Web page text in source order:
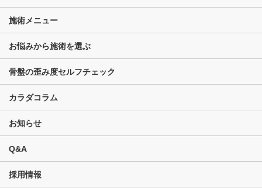
施術メニュー
お悩みから施術を選ぶ
骨盤の歪み度セルフチェック
カラダコラム
お知らせ
Q&A
採用情報